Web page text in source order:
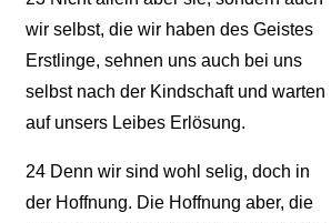
wir selbst, die wir haben des Geistes
Erstlinge, sehnen uns auch bei uns
selbst nach der Kindschaft und warten
auf unsers Leibes Erlösung.
24Denn wir sind wohl selig, doch in
der Hoffnung. Die Hoffnung aber, die